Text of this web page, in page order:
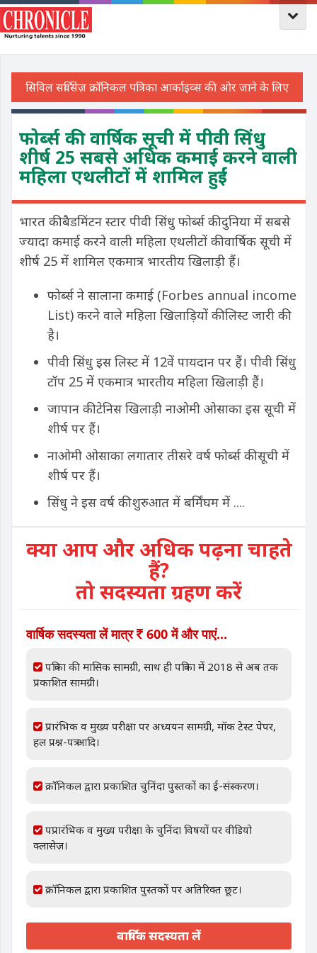
फोर्ब्स की वार्षिक सूची में पीवी सिंधु
शीर्ष 25 सबसे अधिक कमाई करने वाली
महिला एथलीटों में शामिल हुईं
भारत की बैडमिंटन स्टार पीवी सिंधु फोर्ब्स की दुनिया में सबसे
ज्यादा कमाई करने वाली महिला एथलीटों की वार्षिक सूची में
शीर्ष 25 में शामिल एकमात्र भारतीय खिलाड़ी हैं।
फोर्ब्स ने सालाना कमाई (Forbes annual income
List) करने वाले महिला खिलाड़ियों की लिस्ट जारी की
है।
पीवी सिंधु इस लिस्ट में 12वें पायदान पर हैं। पीवी सिंधु
टॉप 25 में एकमात्र भारतीय महिला खिलाड़ी हैं।
जापान की टेनिस खिलाड़ी नाओमी ओसाका इस सूची में
शीर्ष पर हैं।
नाओमी ओसाका लगातार तीसरे वर्ष फोर्ब्स की सूची में
शीर्ष पर हैं।
सिंधु ने इस वर्ष की शुरुआत में बर्मिंघम में ....
क्या आप और अधिक पढ़ना चाहते
हैं?
तो सदस्यता ग्रहण करें
वार्षिक सदस्यता लें मात्र 600 में और पाएं...
पत्रिका की मासिक सामग्री, साथ ही पत्रिका में 2018 से अब तक
प्रकाशित सामग्री।
प्रारंभिक व मुख्य परीक्षा पर अध्ययन सामग्री, मॉक टेस्ट पेपर,
हल प्रश्न-पत्र आदि।
क्रॉनिकल द्वारा प्रकाशित चुनिंदा पुस्तकों का ई-संस्करण।
पप्रारंभिक व मुख्य परीक्षा के चुनिंदा विषयों पर वीडियो
क्लासेज़।
क्रॉनिकल द्वारा प्रकाशित पुस्तकों पर अतिरिक्त छूट।
वार्षिक सदस्यता लें